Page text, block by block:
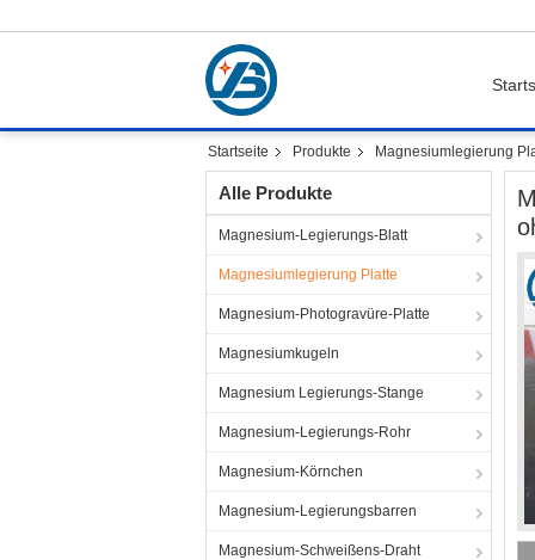
Startseite Produkte Magnesiumlegierung
Alle Produkte
Magnesium-Legierungs-Blatt
Magnesiumlegierung Platte
Magnesium-Photogravüre-Platte
Magnesiumkugeln
Magnesium Legierungs-Stange
Magnesium-Legierungs-Rohr
Magnesium-Körnchen
Magnesium-Legierungsbarren
Magnesium-Schweißens-Draht